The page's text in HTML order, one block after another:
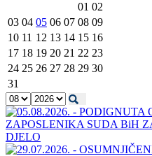
01 02
03 04 05 06 07 08 09
10 11 12 13 14 15 16
17 18 19 20 21 22 23
24 25 26 27 28 29 30
31